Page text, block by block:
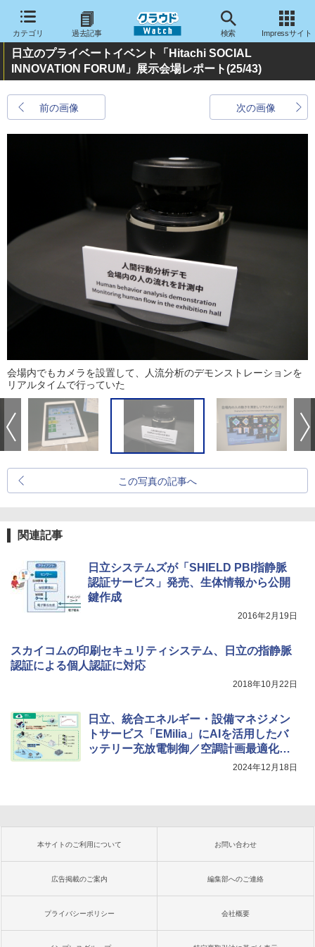
カテゴリ 過去記事 検索 Impressサイト
日立のプライベートイベント「Hitachi SOCIAL
INNOVATION FORUM」展示会場レポート(25/43)
前の画像 次の画像
会場内でもカメラを設置して、人流分析のデモンストレーションを
リアルタイムで行っていた
この写真の記事へ
関連記事
日立システムズが「SHIELD PBI指静脈
認証サービス」発売、生体情報から公開
鍵作成
2016年2月19日
スカイコムの印刷セキュリティシステム、日立の指静脈
認証による個人認証に対応
2018年10月22日
日立、統合エネルギー・設備マネジメン
トサービス「EMilia」にAIを活用したバ
ッテリー充放電制御／空調計画最適化ソ
2024年12月18日
本サイトのご利用について お問い合わせ
広告掲載のご案内 編集部へのご連絡
プライバシーポリシー 会社概要